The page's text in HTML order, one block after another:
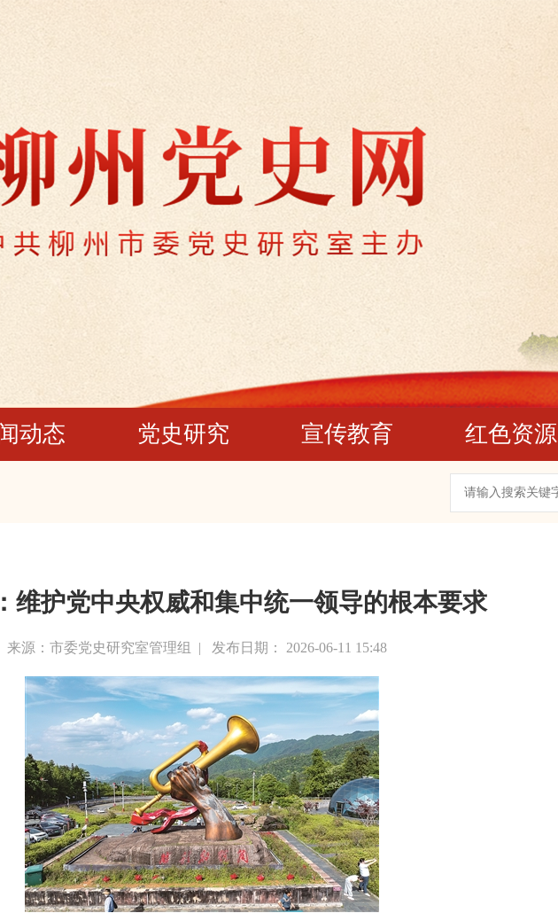
动态 党史研究 宣传教育 红色资源
维护党中央权威和集中统一领导的根本要求
来源：市委党史研究室管理组 | 发布日期： 2026-06-11 15:48